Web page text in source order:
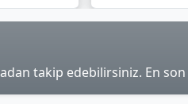
takip edebilirsiniz. En son